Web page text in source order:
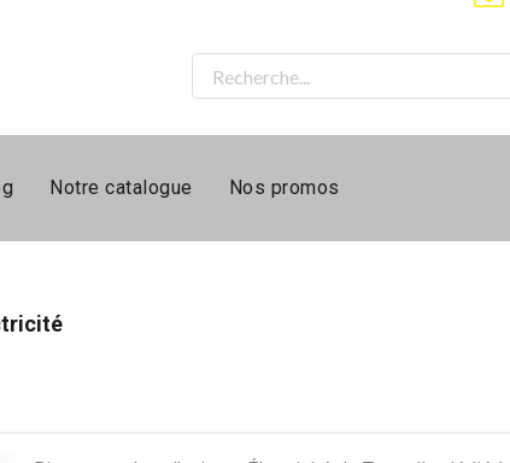
Notre catalogue Nos promos